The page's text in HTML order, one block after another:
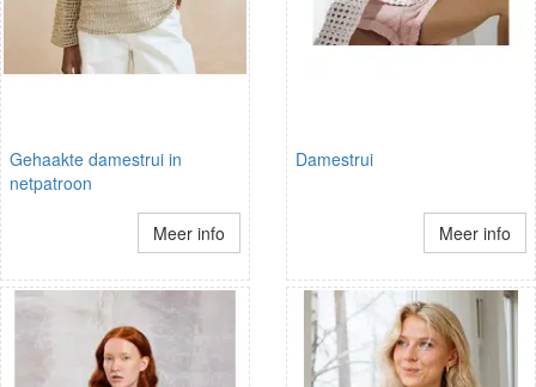
Gehaakte damestrui in
netpatroon
Meer info
Damestrui
Meer info